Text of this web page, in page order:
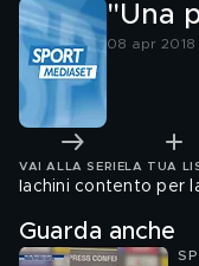
"Una
08 apr 2018
VAI ALLA SERIE LA TUA
Iachini contento per
Guarda anche